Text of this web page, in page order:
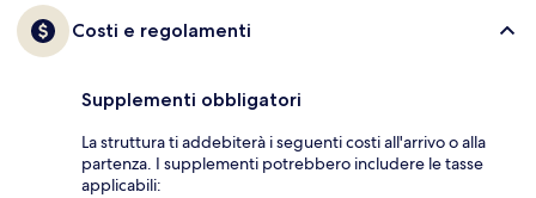
Costi e regolamenti
Supplementi obbligatori
La struttura ti addebiterà i seguenti costi all'arrivo o alla
partenza. I supplementi potrebbero includere le tasse
applicabili: